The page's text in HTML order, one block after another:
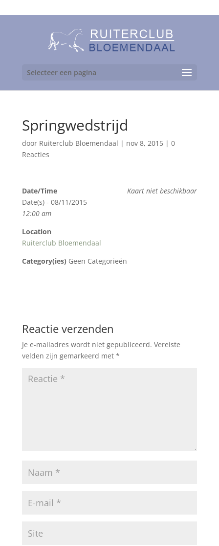
Selecteer een pagina
Springwedstrijd
door Ruiterclub Bloemendaal | nov 8, 2015| 0
Reacties
Kaart niet beschikbaar
Date/Time
Date(s) - 08/11/2015
12:00 am
Location
Ruiterclub Bloemendaal
Category(ies) Geen Categorieën
Reactie verzenden
Je e-mailadres wordt niet gepubliceerd. Vereiste
velden zijn gemarkeerd met *